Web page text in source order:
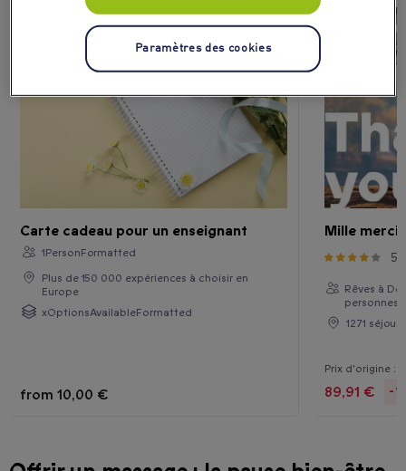
Carte cadeau pour un enseignant
1PersonFormatted
Plus de 150 000 expériences à choisir en
Europe
xOptionsAvailableFormatted
from 10,00 €
Mille mercis
Rêves à
personnes
1271
Prix d'origine :
89,91 € -
Paramètres des cookies